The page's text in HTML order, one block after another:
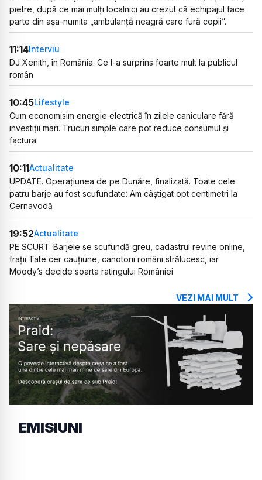
pietre, după ce mai mulți localnici au crezut că echipajul face
parte din așa-numita „ambulanță neagră care fură copii”.
11:14Interviu
DJ Xenith, în România. Ce l-a surprins foarte mult la publicul
român
10:45Lifestyle
Cum economisim energie electrică în zilele caniculare fără
investiții mari. Trucuri simple care pot reduce consumul și
factura
10:11Actualitate
UPDATE. Operațiunea de pe Dunăre, finalizată. Toate cele
patru barje au fost scufundate: Am câștigat opt centimetri la
Cernavodă
19:52Actualitate
PE SCURT: Barjele se scufundă greu, cadastrul revine online,
frații Tate cer cauțiune, canotorii români strălucesc, iar
Moody’s decide soarta ratingului României
VEZI MAI MULT
EMISIUNI